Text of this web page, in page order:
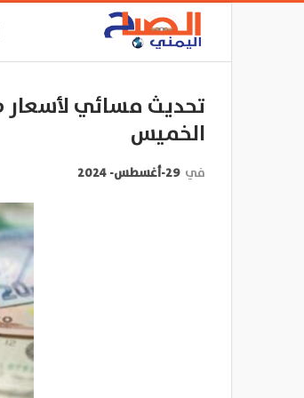
تحديث مسائي لأسعار
الخميس
في 29-أغسطس- 2024